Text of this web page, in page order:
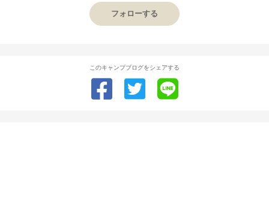
フォローする
このキャンプブログをシェアする